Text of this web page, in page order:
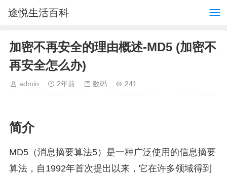
途悦生活百科
加密不再安全的理由概述-MD5 (加密不
再安全怎么办)
admin 2年前 数码 241
简介
MD5（消息摘要算法5）是一种广泛使用的信息摘要
算法，自1992年首次提出以来，它在许多领域得到